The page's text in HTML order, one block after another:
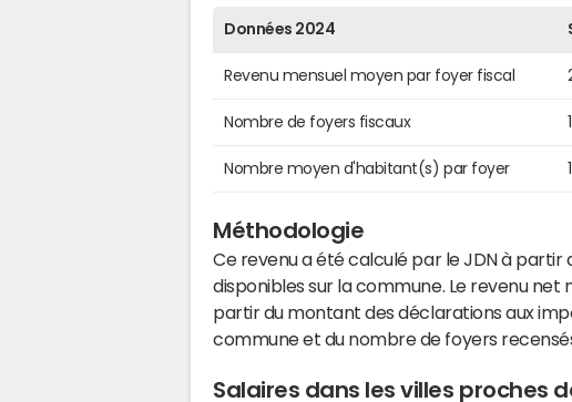
Données 2024
Revenu mensuel moyen par foyer fiscal
Nombre de foyers fiscaux
Nombre moyen d'habitant(s) par foyer
Méthodologie
Ce revenu a été calculé par le JDN à partir
disponibles sur la commune. Le revenu
partir du montant des déclarations aux
commune et du nombre de foyers
Salaires dans les villes proches